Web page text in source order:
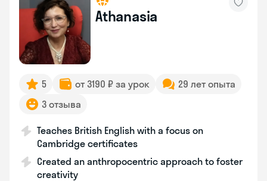
Athanasia
5 от 3190 ₽ за урок
29 лет опыта
3 отзыва
Teaches British English with a focus on
Cambridge certificates
Created an anthropocentric approach to foster
creativity